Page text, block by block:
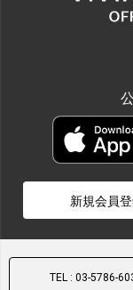
新規会員
TEL : 03-5786-